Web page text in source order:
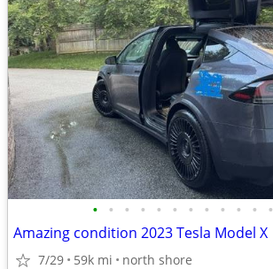
• • • • • • • • • • • •
Amazing condition 2023 Tesla Model X
7/29 59k mi north shore